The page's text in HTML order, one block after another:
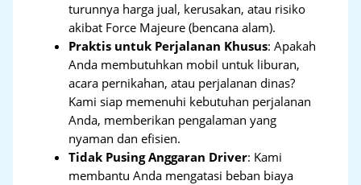
turunnya harga jual, kerusakan, atau risiko
akibat Force Majeure (bencana alam).
Praktis untuk Perjalanan Khusus: Apakah
Anda membutuhkan mobil untuk liburan,
acara pernikahan, atau perjalanan dinas?
Kami siap memenuhi kebutuhan perjalanan
Anda, memberikan pengalaman yang
nyaman dan efisien.
Tidak Pusing Anggaran Driver: Kami
membantu Anda mengatasi beban biaya